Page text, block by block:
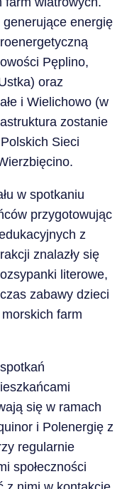
generujące energię
Pęplino,
oraz
i Wielichowo (w
zostanie
Sieci
w spotkaniu
przygotowując
z
znalazły się
literowe,
zabawy dzieci
morskich farm
się w ramach
i Polenergię z
regularnie
społeczności